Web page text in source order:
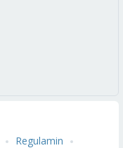
Regulamin